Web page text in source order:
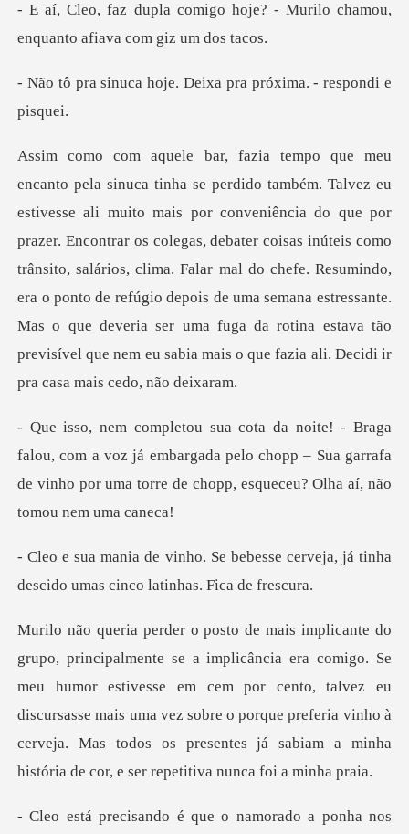
hoje? - Murilo chamou,
enquan
je. Deixa pra próxima.
azer. Encontrar os colegas, debater coisas inúteis como
trânsito, salários, clima. Falar mal do chefe. Resumindo,
era o ponto de refúgio depois de uma semana
om a voz já embargada pelo chopp – Sua garrafa
de vinho por u
besse cerveja, já tinha
descido um
e
meu humor estivesse em cem por cento, talvez eu
discursasse mais uma vez sobre o porque preferia vinho à
ponha nos